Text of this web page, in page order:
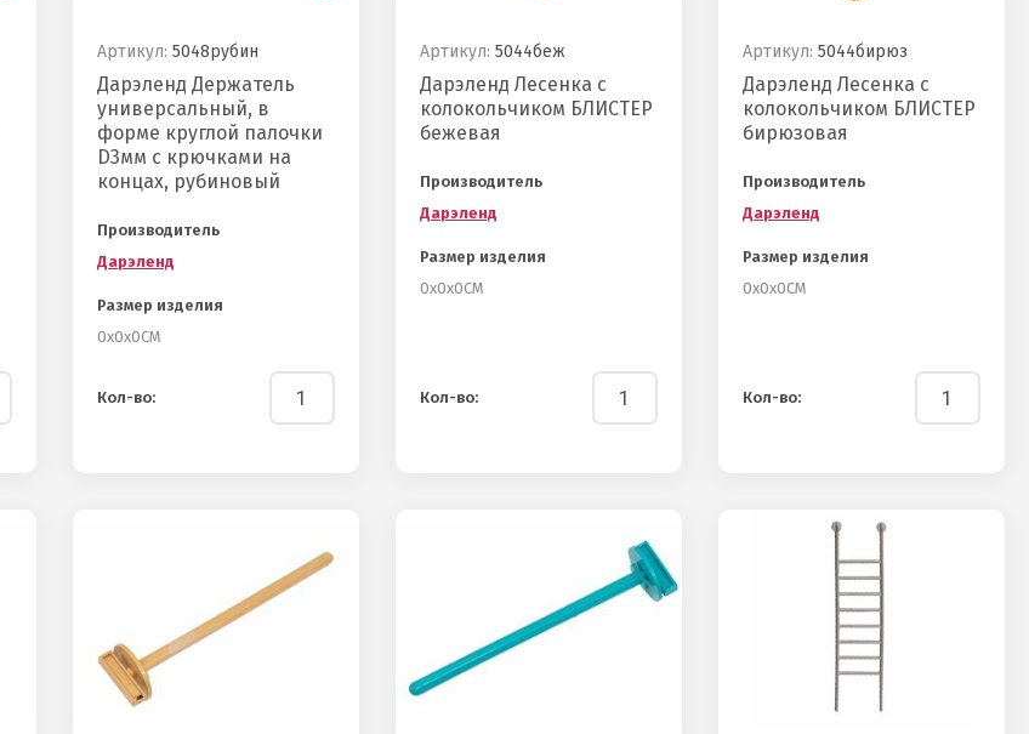
Артикул: 5048рубин
Дарэленд Держатель
универсальный, в
форме круглой палочки
D3мм с крючками на
концах, рубиновый
Производитель
Дарэленд
Размер изделия
0х0х0СМ
Кол-во:
Артикул: 5044беж
Дарэленд Лесенка с
колокольчиком БЛИСТЕР
бежевая
Производитель
Дарэленд
Размер изделия
0х0х0СМ
Кол-во:
Артикул: 5044бирюз
Дарэленд Лесенка с
колокольчиком БЛИСТЕР
бирюзовая
Производитель
Дарэленд
Размер изделия
0х0х0СМ
Кол-во: